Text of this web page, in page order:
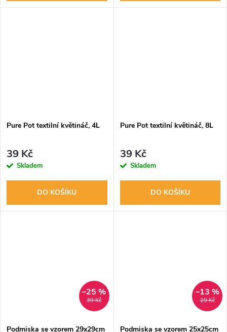
Pure Pot textilní květináč, 4L
39 Kč
Skladem
DO KOŠÍKU
Pure Pot textilní květináč, 8L
39 Kč
Skladem
DO KOŠÍKU
39 Kč
–25 %
Podmiska se vzorem 29x29cm
29 Kč
–13 %
Podmiska se vzorem 25x25cm